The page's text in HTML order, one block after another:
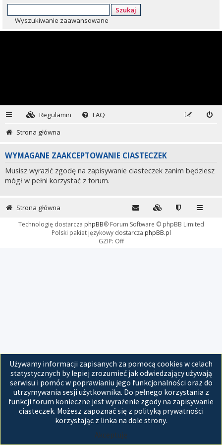
Szukaj
Wyszukiwanie zaawansowane
Regulamin
FAQ
Strona główna
WYMAGANE ZAAKCEPTOWANIE CIASTECZEK
Musisz wyrazić zgodę na zapisywanie ciasteczek zanim będziesz
mógł w pełni korzystać z forum.
Używamy informacji zapisanych za pomocą cookies w celach
statystycznych by lepiej zrozumieć jak odwiedzający używają
serwisu i pomóc w poprawianiu jego funkcjonalności oraz do
utrzymywania sesji użytkownika. Do pełnego korzystania z
funkcji forum konieczne jest wyrażenie zgody na zapisywanie
ciasteczek. Możesz zapoznać się z polityką prywatności
korzystając z linka na dole strony.
Akceptuję
Strona główna
Technologię dostarcza phpBB® Forum Software © phpBB Limited
Polski pakiet językowy dostarcza phpBB.pl
GZIP: Off